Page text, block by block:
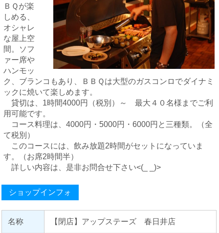
ＢＱが楽
しめる、
オシャレ
な屋上空
間。ソフ
ァー席や
ハンモッ
ク、ブランコもあり、ＢＢＱは大型のガスコンロでダイナミ
ックに焼いて楽しめます。
貸切は、1時間4000円（税別）～ 最大４０名様までご利
用可能です。
コース料理は、4000円・5000円・6000円と三種類。（全
て税別）
このコースには、飲み放題2時間がセットになっていま
す。（お席2時間半）
詳しい内容は、是非お問合せ下さい<(_ _)>
ショップインフォ
名称 【閉店】アップステーズ 春日井店